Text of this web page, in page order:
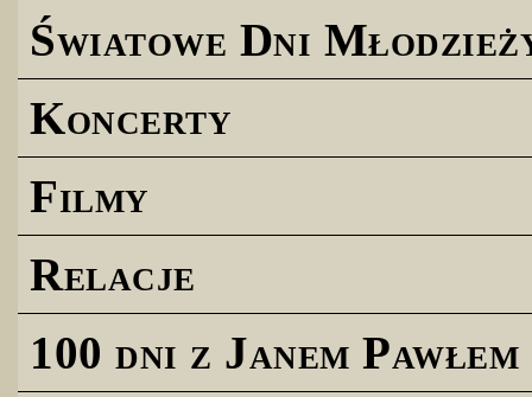
Światowe Dni
Koncerty
Filmy
Relacje
100 dni z Janem